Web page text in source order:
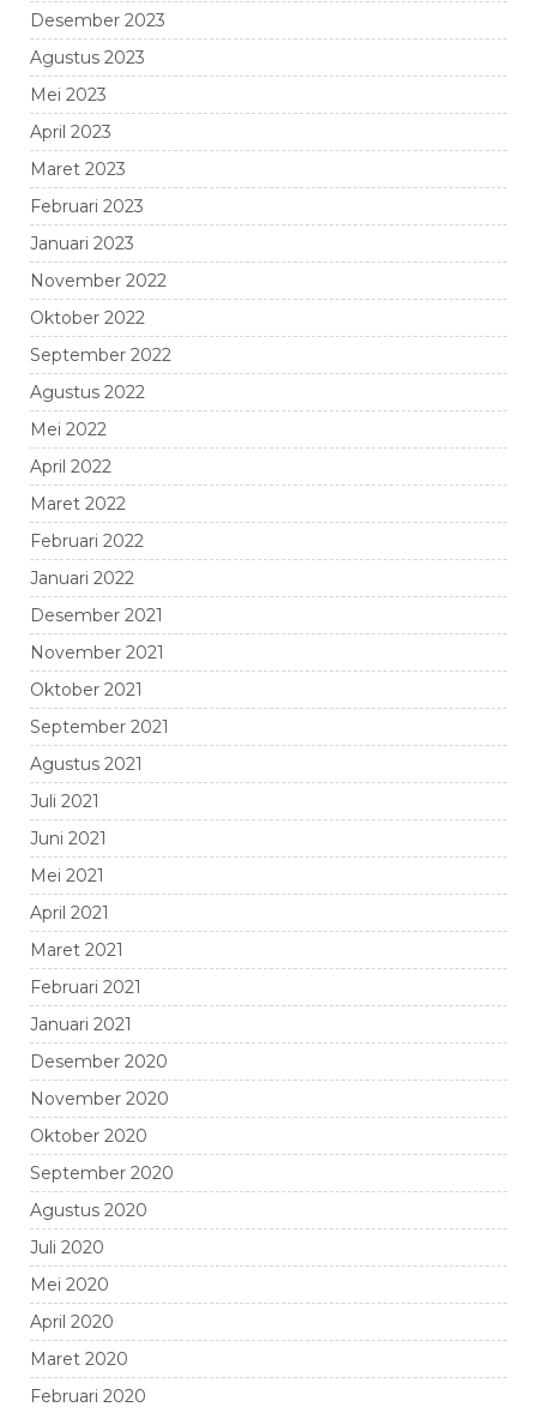
Desember 2023
Agustus 2023
Mei 2023
April 2023
Maret 2023
Februari 2023
Januari 2023
November 2022
Oktober 2022
September 2022
Agustus 2022
Mei 2022
April 2022
Maret 2022
Februari 2022
Januari 2022
Desember 2021
November 2021
Oktober 2021
September 2021
Agustus 2021
Juli 2021
Juni 2021
Mei 2021
April 2021
Maret 2021
Februari 2021
Januari 2021
Desember 2020
November 2020
Oktober 2020
September 2020
Agustus 2020
Juli 2020
Mei 2020
April 2020
Maret 2020
Februari 2020